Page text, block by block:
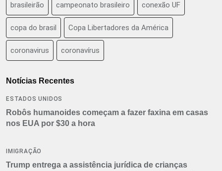
brasileirão campeonato brasileiro conexão UF
copa do brasil Copa Libertadores da América
coronavirus coronavírus
Notícias Recentes
ESTADOS UNIDOS
Robôs humanoides começam a fazer faxina em casas
nos EUA por $30 a hora
IMIGRAÇÃO
Trump entrega a assistência jurídica de crianças